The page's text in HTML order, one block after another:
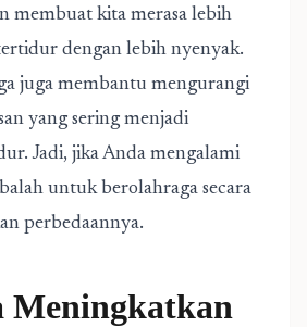
membuat kita merasa lebih
dengan lebih nyenyak.
juga membantu mengurangi
yang sering menjadi
Jadi, jika Anda mengalami
untuk berolahraga secara
perbedaannya.
Meningkatkan